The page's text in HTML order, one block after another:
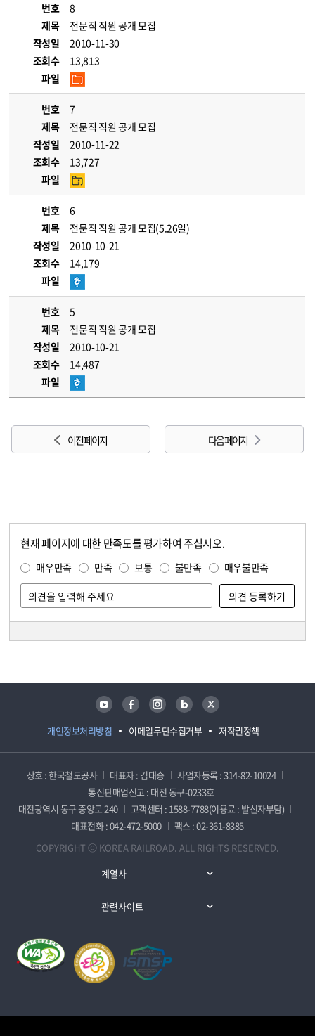
번호
8
제목
전문직 직원 공개 모집
작성일
2010-11-30
조회수
13,813
파일
번호
7
제목
전문직 직원 공개 모집
작성일
2010-11-22
조회수
13,727
파일
번호
6
제목
전문직 직원 공개 모집(5.26일)
작성일
2010-10-21
조회수
14,179
파일
번호
5
제목
전문직 직원 공개 모집
작성일
2010-10-21
조회수
14,487
파일
이전 페이지 다음 페이지
현재 페이지에 대한 만족도를 평가하여 주십시오.
매우만족 만족 보통 불만족 매우불만족
개인정보처리방침 이메일무단수집거부 저작권정책
유튜브 페이스북 인스타그램 블로그 트위터
상호 : 한국철도공사 대표자 : 김태승
사업자등록 : 314-82-10024
통신판매업신고 : 대전 동구-0233호
대전광역시 동구 중앙로 240
고객센터 : 1588-7788(이용료 : 발신자부담)
대표전화 : 042-472-5000
팩스 : 02-361-8385
COPYRIGHT ⓒ KOREA RAILROAD. ALL RIGHTS RESERVED.
계열사
관련사이트